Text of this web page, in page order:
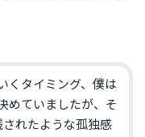
くタイミング、僕は
めていましたが、そ
れたような孤独感